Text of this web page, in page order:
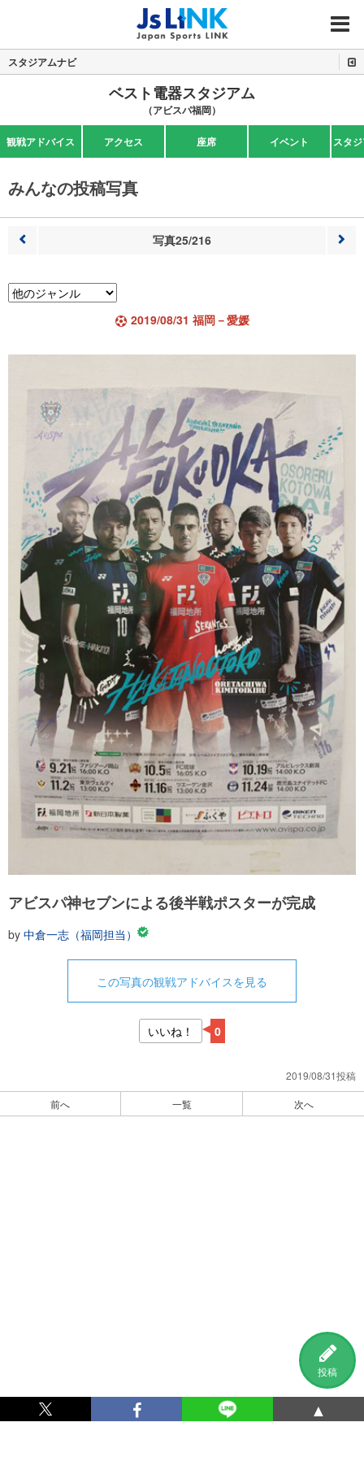
MENU
投稿
スタジアムナビ
ベスト電器スタジアム
（アビスパ福岡）
観戦アドバイス アクセス 座席 イベント スタ
みんなの投稿写真
写真25/216
2019/08/31 福岡－愛媛
アビスパ神セブンによる後半戦ポスターが完成
by 中倉一志（福岡担当）
この写真の観戦アドバイスを見る
いいね！ 0
2019/08/31投稿
前へ 一覧 次へ
▲